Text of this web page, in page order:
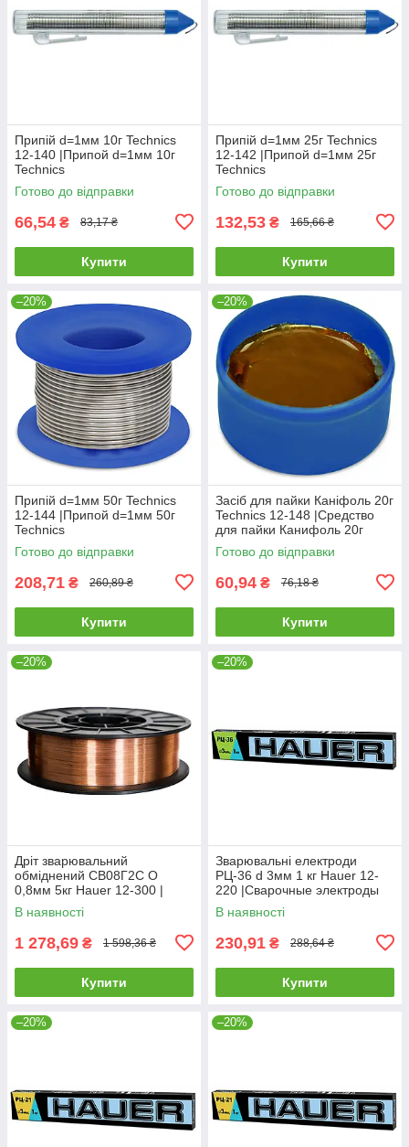
Припій d=1мм 10г Technics
12-140 |Припой d=1мм 10г
Technics
Готово до відправки
66,54 ₴ 83,17 ₴
Купити
Припій d=1мм 25г Technics
12-142 |Припой d=1мм 25г
Technics
Готово до відправки
132,53 ₴ 165,66 ₴
Купити
–20%
Припій d=1мм 50г Technics
12-144 |Припой d=1мм 50г
Technics
Готово до відправки
208,71 ₴ 260,89 ₴
Купити
–20%
Засіб для пайки Каніфоль 20г
Technics 12-148 |Средство
для пайки Канифоль 20г
Technics
Готово до відправки
60,94 ₴ 76,18 ₴
Купити
–20%
Дріт зварювальний
обміднений СВ08Г2С O
0,8мм 5кг Hauer 12-300 |
Проволока сварочная
омедненная СВ08Г2С O
В наявності
1 278,69 ₴ 1 598,36 ₴
Купити
–20%
Зварювальні електроди
РЦ-36 d 3мм 1 кг Hauer 12-
220 |Сварочные электроды
РЦ-36 d 3мм 1 кг Hauer
В наявності
230,91 ₴ 288,64 ₴
Купити
–20% –20%